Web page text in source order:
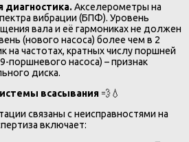
диагностика.Акселерометры на
вибрации (БПФ). Уровень
вала и её гармониках не должен
(нового насоса) более чем в 2
на частотах, кратных числу поршней
поршневого насоса) – признак
диска.
всасывания💨💧
связаны с неисправностями на
включает: